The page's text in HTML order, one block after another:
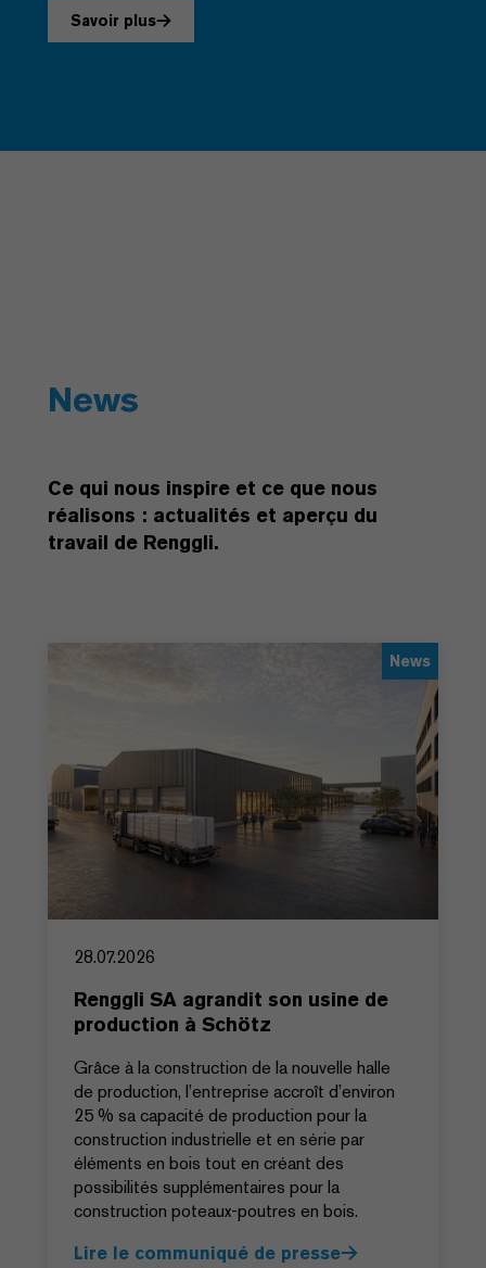
Savoir plus
News
Ce qui nous inspire et ce que nous
réalisons : actualités et aperçu du
travail de Renggli.
News
28.07.2026
Renggli SA agrandit son usine de
production à Schötz
Grâce à la construction de la nouvelle halle
de production, l’entreprise accroît d’environ
25 % sa capacité de production pour la
construction industrielle et en série par
éléments en bois tout en créant des
possibilités supplémentaires pour la
construction poteaux-poutres en bois.
Lire le communiqué de presse